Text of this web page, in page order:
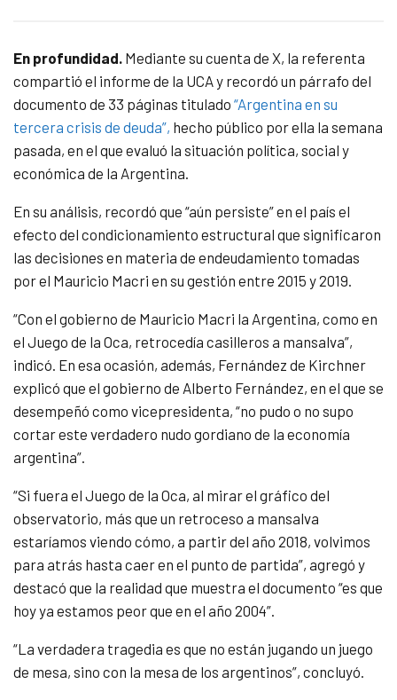
En profundidad. Mediante su cuenta de X, la referenta
compartió el informe de la UCA y recordó un párrafo del
documento de 33 páginas titulado “Argentina en su
tercera crisis de deuda”, hecho público por ella la semana
pasada, en el que evaluó la situación política, social y
económica de la Argentina.
En su análisis, recordó que “aún persiste” en el país el
efecto del condicionamiento estructural que significaron
las decisiones en materia de endeudamiento tomadas
por el Mauricio Macri en su gestión entre 2015 y 2019.
“Con el gobierno de Mauricio Macri la Argentina, como en
el Juego de la Oca, retrocedía casilleros a mansalva”,
indicó. En esa ocasión, además, Fernández de Kirchner
explicó que el gobierno de Alberto Fernández, en el que se
desempeñó como vicepresidenta, “no pudo o no supo
cortar este verdadero nudo gordiano de la economía
argentina”.
“Si fuera el Juego de la Oca, al mirar el gráfico del
observatorio, más que un retroceso a mansalva
estaríamos viendo cómo, a partir del año 2018, volvimos
para atrás hasta caer en el punto de partida”, agregó y
destacó que la realidad que muestra el documento “es que
hoy ya estamos peor que en el año 2004”.
“La verdadera tragedia es que no están jugando un juego
de mesa, sino con la mesa de los argentinos”, concluyó.